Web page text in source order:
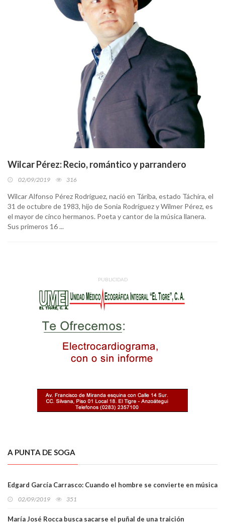
Wilcar Pérez: Recio, romántico y parrandero
02/09/2019 316
Wilcar Alfonso Pérez Rodríguez, nació en Táriba, estado Táchira, el
31 de octubre de 1983, hijo de Sonia Rodríguez y Wilmer Pérez, es
el mayor de cinco hermanos. Poeta y cantor de la música llanera.
Sus primeros 16 ...
PUBLICIDAD
A PUNTA DE SOGA
Edgard García Carrasco: Cuando el hombre se convierte en música
02/09/2019 351
María José Rocca busca sacarse el puñal de una traición